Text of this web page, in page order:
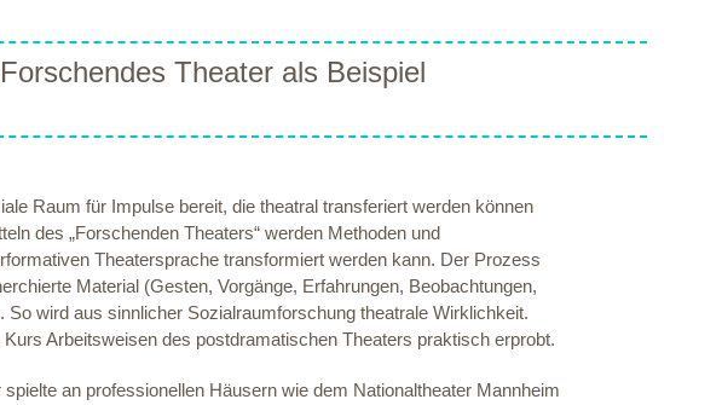
Theater als Beispiel
Raum für Impulse bereit, die theatral transferiert werden können
des „Forschenden Theaters“ werden Methoden und
Theatersprache transformiert werden kann. Der Prozess
Material (Gesten, Vorgänge, Erfahrungen, Beobachtungen,
So wird aus sinnlicher Sozialraumforschung theatrale Wirklichkeit.
Arbeitsweisen des postdramatischen Theaters praktisch erprobt.
an professionellen Häusern wie dem Nationaltheater Mannheim